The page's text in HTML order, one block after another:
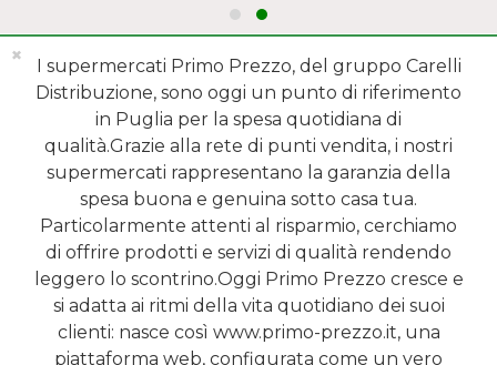
MENÙ
REPARTI
SHOP ONLINE
SERVIZI
I supermercati Primo Prezzo, del gruppo Carelli
Distribuzione, sono oggi un punto di riferimento
in Puglia per la spesa quotidiana di
qualità.Grazie alla rete di punti vendita, i nostri
supermercati rappresentano la garanzia della
spesa buona e genuina sotto casa tua.
Particolarmente attenti al risparmio, cerchiamo
di offrire prodotti e servizi di qualità rendendo
leggero lo scontrino.Oggi Primo Prezzo cresce e
si adatta ai ritmi della vita quotidiano dei suoi
clienti: nasce così www.primo-prezzo.it, una
piattaforma web, configurata come un vero
✖